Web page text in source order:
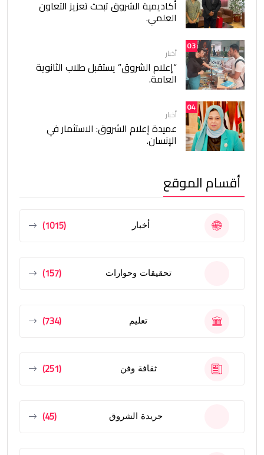
أكاديمية الشروق تبحث تعزيز التعاون
العلمي.
03
أخبار
“إعلام الشروق” يستقبل طلاب الثانوية
العامة.
04
أخبار
عميدة إعلام الشروق: الاستثمار في
الإنسان.
أقسام الموقع
أخبار (1015)
تحقيقات وحوارات (157)
تعليم (734)
ثقافة وفن (251)
جريدة الشروق (45)